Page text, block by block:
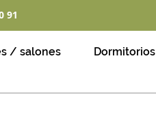
91
/ salones Dormitorios